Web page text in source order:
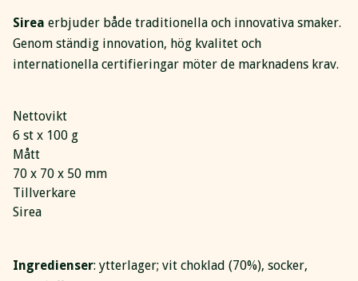
Sirea erbjuder både traditionella och innovativa smaker.
Genom ständig innovation, hög kvalitet och
internationella certifieringar möter de marknadens krav.
Nettovikt
6 st x 100 g
Mått
70 x 70 x 50 mm
Tillverkare
Sirea
Ingredienser: ytterlager; vit choklad (70%), socker,